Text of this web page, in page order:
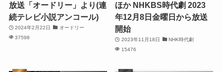
放送「オードリー」より(連
続テレビ小説アンコール)
2024年2月22日
オードリー
37598
ほか NHKBS時代劇 2023
年12月8日金曜日から放送
開始
2023年11月18日
NHK時代劇
15476